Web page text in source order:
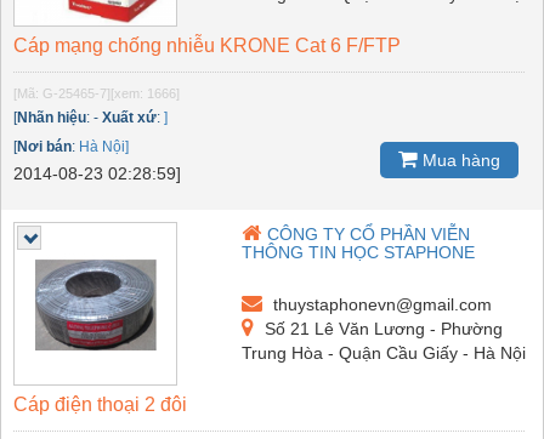
Cáp mạng chống nhiễu KRONE Cat 6 F/FTP
[Mã: G-25465-7] [xem: 1666]
[Nhãn hiệu: - Xuất xứ: ]
[Nơi bán: Hà Nội]
2014-08-23 02:28:59]
Mua hàng
CÔNG TY CỔ PHẦN VIỄN
THÔNG TIN HỌC STAPHONE
thuystaphonevn@gmail.com
Số 21 Lê Văn Lương - Phường
Trung Hòa - Quận Cầu Giấy - Hà Nội
Cáp điện thoại 2 đôi